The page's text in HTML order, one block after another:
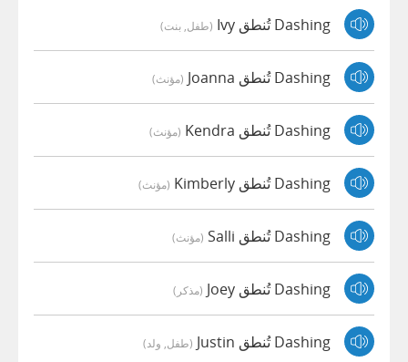
Dashing تُنطق Ivy (طفل, بنت)
Dashing تُنطق Joanna (مؤنث)
Dashing تُنطق Kendra (مؤنث)
Dashing تُنطق Kimberly (مؤنث)
Dashing تُنطق Salli (مؤنث)
Dashing تُنطق Joey (مذكر)
Dashing تُنطق Justin (طفل, ولد)